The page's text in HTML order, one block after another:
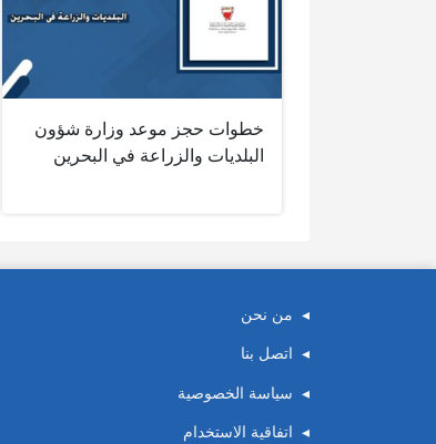
خطوات حجز موعد وزارة شؤون
البلديات والزراعة في البحرين
من نحن
اتصل بنا
سياسة الخصوصية
اتفاقية الاستخدام